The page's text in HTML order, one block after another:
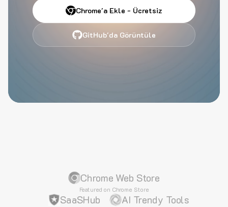
Chrome'a Ekle - Ücretsiz
GitHub'da Görüntüle
Chrome Web Store
Featured on Chrome Store
SaaSHub AI Trendy Tools